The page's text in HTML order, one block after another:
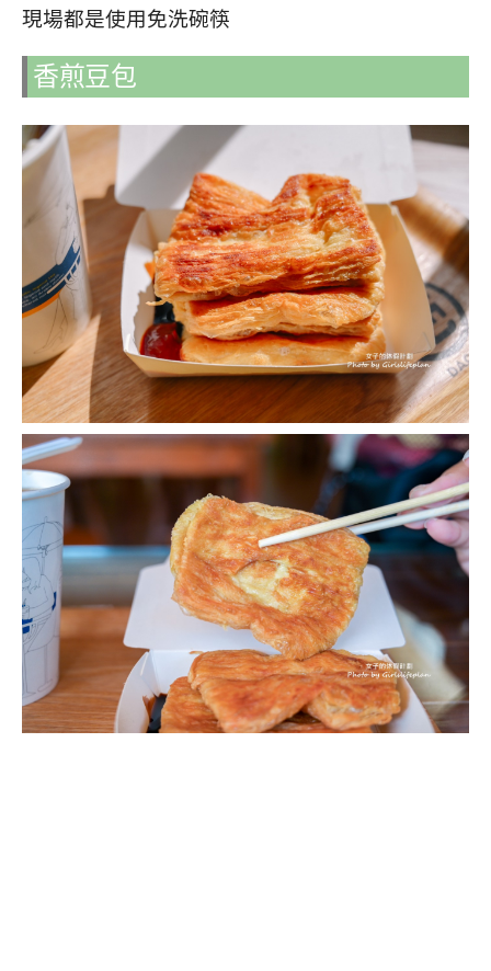
現場都是使用免洗碗筷
香煎豆包